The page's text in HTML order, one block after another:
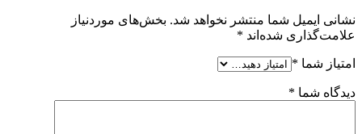
نشانی ایمیل شما منتشر نخواهد شد. بخش‌های موردنیاز
علامت‌گذاری شده‌اند *
امتیاز شما *
دیدگاه شما *